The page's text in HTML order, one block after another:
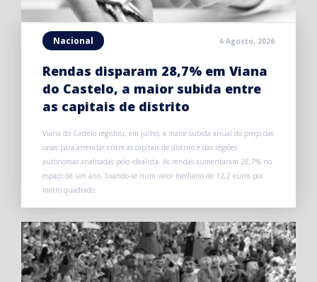
Nacional 6 Agosto, 2026
Rendas disparam 28,7% em Viana
do Castelo, a maior subida entre
as capitais de distrito
Viana do Castelo registou, em julho, a maior subida anual do preço das
casas para arrendar entre as capitais de distrito e das regiões
autónomas analisadas pelo idealista. As rendas aumentaram 28,7% no
espaço de um ano, fixando-se num valor mediano de 12,2 euros por
metro quadrado.